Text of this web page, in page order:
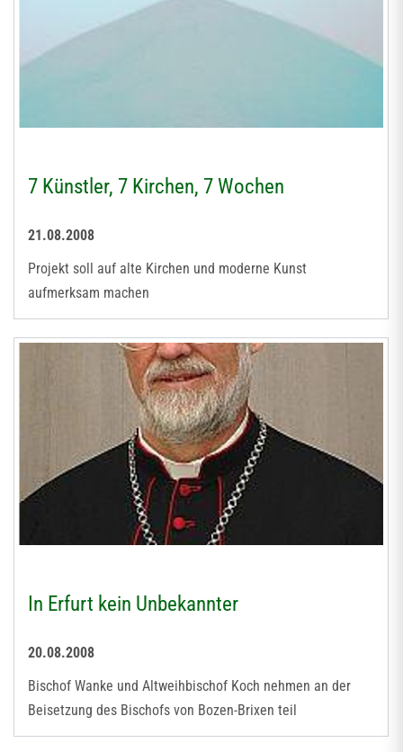
7 Künstler, 7 Kirchen, 7 Wochen
21.08.2008
Projekt soll auf alte Kirchen und moderne Kunst
aufmerksam machen
In Erfurt kein Unbekannter
20.08.2008
Bischof Wanke und Altweihbischof Koch nehmen an der
Beisetzung des Bischofs von Bozen-Brixen teil